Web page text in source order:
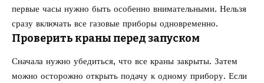
первые часы нужно быть особенно внимательными. Нельзя
сразу включать все газовые приборы одновременно.
Проверить краны перед запуском
Сначала нужно убедиться, что все краны закрыты. Затем
можно осторожно открыть подачу к одному прибору. Если